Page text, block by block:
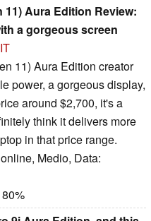
11) Aura Edition Review:
a gorgeous screen
11) Aura Edition creator
power, a gorgeous display,
around $2,700, it's a
think it delivers more
in that price range.
Medio, Data:
80%